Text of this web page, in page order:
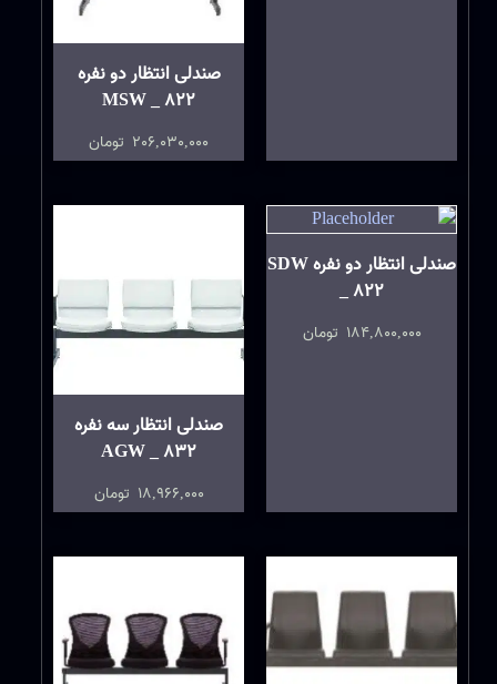
صندلی انتظار دو نفره
MSW _ 822
206,030,000 تومان
صندلی انتظار دو نفره SDW
_ 822
184,800,000 تومان
صندلی انتظار سه نفره
AGW _ 832
18,966,000 تومان